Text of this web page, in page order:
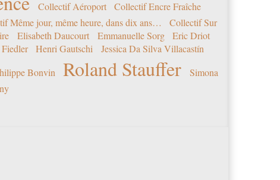
Collectif Aéroport
Collectif Encre Fraîche
Même jour, même heure, dans dix ans…
Collectif Sur
Elisabeth Daucourt Emmanuelle Sorg
Eric Driot
Henri Gautschi
Jessica Da Silva Villacastín
Bonvin Roland Stauffer
Simona